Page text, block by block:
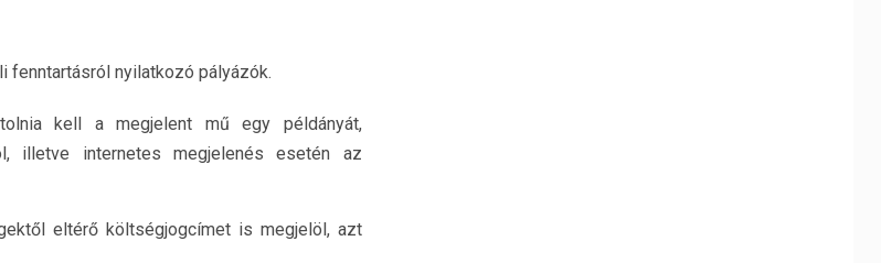
fenntartásról nyilatkozó pályázók.
kell a megjelent mű egy példányát,
illetve internetes megjelenés esetén az
eltérő költségjogcímet is megjelöl, azt